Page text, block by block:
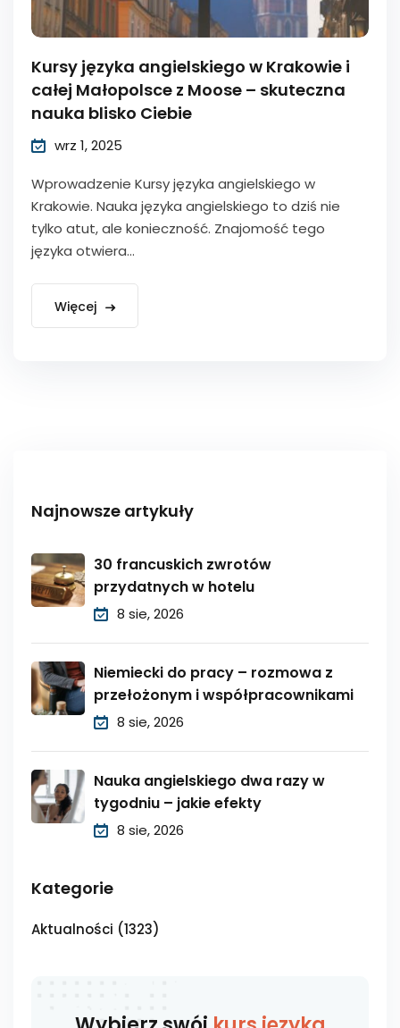
Kursy języka angielskiego w Krakowie i
całej Małopolsce z Moose – skuteczna
nauka blisko Ciebie
wrz 1, 2025
Wprowadzenie Kursy języka angielskiego w
Krakowie. Nauka języka angielskiego to dziś nie
tylko atut, ale konieczność. Znajomość tego
języka otwiera...
Więcej
Najnowsze artykuły
30 francuskich zwrotów
przydatnych w hotelu
8 sie, 2026
Niemiecki do pracy – rozmowa z
przełożonym i współpracownikami
8 sie, 2026
Nauka angielskiego dwa razy w
tygodniu – jakie efekty
8 sie, 2026
Kategorie
Aktualności (1323)